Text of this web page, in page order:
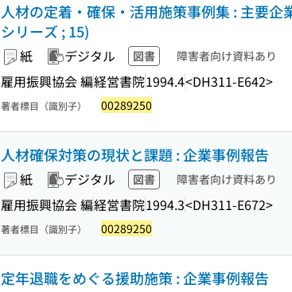
人材の定着・確保・活用施策事例集 : 主要
シリーズ ; 15)
紙 デジタル 図書 障害者向け資料あり
雇用振興協会 編経営書院1994.4<DH311-E642>
著者標目（識別子） 00289250
人材確保対策の現状と課題 : 企業事例報告
紙 デジタル 図書 障害者向け資料あり
雇用振興協会 編経営書院1994.3<DH311-E672>
著者標目（識別子） 00289250
定年退職をめぐる援助施策 : 企業事例報告